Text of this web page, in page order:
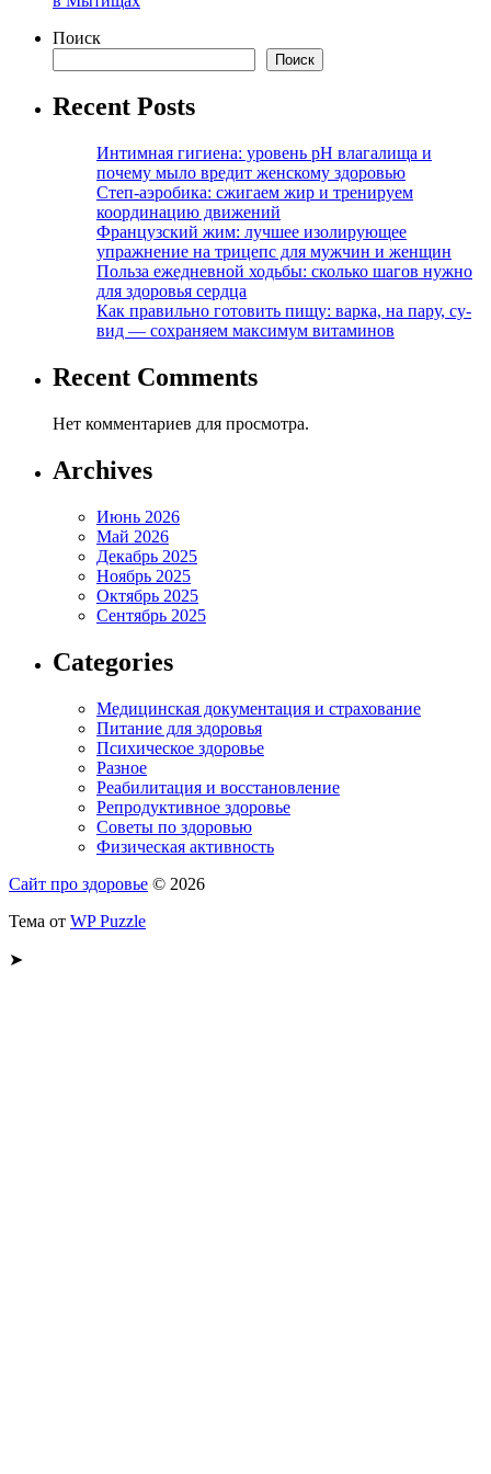
Поиск
Поиск
Recent Posts
Интимная гигиена: уровень pH влагалища и
почему мыло вредит женскому здоровью
Степ-аэробика: сжигаем жир и тренируем
координацию движений
Французский жим: лучшее изолирующее
упражнение на трицепс для мужчин и женщин
Польза ежедневной ходьбы: сколько шагов нужно
для здоровья сердца
Как правильно готовить пищу: варка, на пару, су-
вид — сохраняем максимум витаминов
Recent Comments
Нет комментариев для просмотра.
Archives
Июнь 2026
Май 2026
Декабрь 2025
Ноябрь 2025
Октябрь 2025
Сентябрь 2025
Categories
Медицинская документация и страхование
Питание для здоровья
Психическое здоровье
Разное
Реабилитация и восстановление
Репродуктивное здоровье
Советы по здоровью
Физическая активность
Сайт про здоровье © 2026
Тема от WP Puzzle
➤